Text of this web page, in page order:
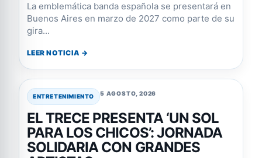
La emblemática banda española se presentará en
Buenos Aires en marzo de 2027 como parte de su
gira...
LEER NOTICIA →
ENTRETENIMIENTO 5 AGOSTO, 2026
EL TRECE PRESENTA ‘UN SOL
PARA LOS CHICOS’: JORNADA
SOLIDARIA CON GRANDES